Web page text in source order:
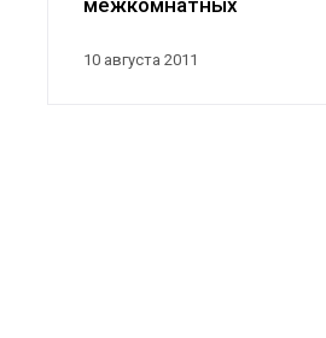
10 августа 2011
межкомнатных
пенобетона